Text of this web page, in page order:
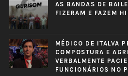
AS BANDAS DE
FIZERAM E FAZEM
MÉDICO DE ITALVA
COMPOSTURA E
VERBALMENTE
FUNCIONÁRIOS NO